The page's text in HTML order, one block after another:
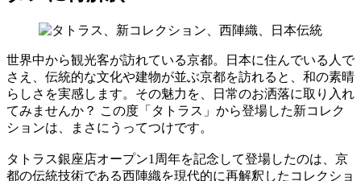
世界中から観光客が訪れている京都。日本に住んでいる人で
さえ、伝統的な文化や建物が並ぶ京都を訪れると、和の素晴
らしさを実感します。その魅力を、日常のお洒落に取り入れ
てみませんか？ この度「タトラス」から登場した新コレク
ションは、まさにうってつけです。
タトラス銀座店オープン1周年を記念して登場したのは、京
都の伝統技術である西陣織を現代的に再解釈したコレクショ